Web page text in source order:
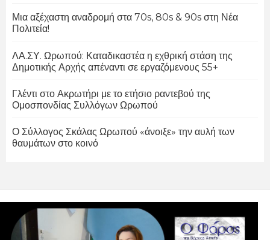
Μια αξέχαστη αναδρομή στα 70s, 80s & 90s στη Νέα
Πολιτεία!
ΛΑ.ΣΥ. Ωρωπού: Καταδικαστέα η εχθρική στάση της
Δημοτικής Αρχής απέναντι σε εργαζόμενους 55+
Γλέντι στο Ακρωτήρι με το ετήσιο ραντεβού της
Ομοσπονδίας Συλλόγων Ωρωπού
Ο Σύλλογος Σκάλας Ωρωπού «άνοιξε» την αυλή των
θαυμάτων στο κοινό